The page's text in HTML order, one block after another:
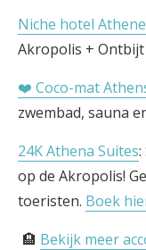
Niche hotel Athene
Akropolis + Ontbijt
❤️ Coco-mat
zwembad, sauna
24K Athena Suites
op de Akropolis!
toeristen. Boek
🏨 Bekijk meer